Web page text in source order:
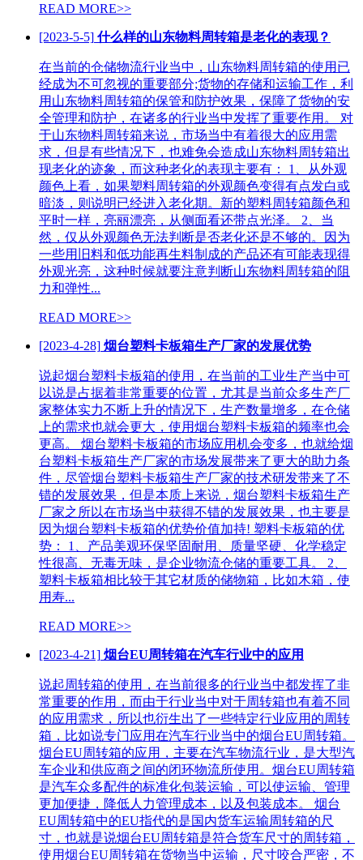
READ MORE>>
[2023-5-5] 什么样的山东物料周转箱是老化的表现？
在当前的仓储物流行业当中，山东物料周转箱的使用已
经成为不可忽视的重要部分;货物的存储和运输工作，利
用山东物料周转箱的保管和防护效果，保障了货物的安
全管理和防护，在诸多的行业当中发挥了重要作用。 对
于山东物料周转箱来说，市场当中有着很大的应用需
求，但是有些情况下，也难免会造成山东物料周转箱出
现老化的迹象，而这种老化的表现主要有： 1、从外观
颜色上看，如果塑料周转箱的外观颜色变得有点发白或
暗淡，则说明已经进入老化期。新的塑料周转箱颜色和
平时一样，亮丽漂亮，从侧面看还带点光泽。 2、当
然，仅从外观颜色无法判断是否老化还是不够的。因为
一些用旧料和低功能再生料制成的产品还有可能表现得
外观光亮，这种时候就要注意判断山东物料周转箱的阻
力和弹性...
READ MORE>>
[2023-4-28] 烟台塑料卡板箱生产厂家的发展优势
说起烟台塑料卡板箱的使用，在当前的工业生产当中可
以说是占据着非常重要的位置，尤其是当前众多生产厂
家整体实力不断上升的情况下，生产数量增多，在仓储
上的需求也就会更大，使用烟台塑料卡板箱的频率也会
更高。 烟台塑料卡板箱的市场应用机会变多，也就给烟
台塑料卡板箱生产厂家的市场发展带来了更大的助力条
件，尽管烟台塑料卡板箱生产厂家的技术研发带来了不
错的发展效果，但是本质上来说，烟台塑料卡板箱生产
厂家之所以在市场当中获得不错的发展效果，也主要是
因为烟台塑料卡板箱的优势价值加持! 塑料卡板箱的优
势： 1、产品美观环保坚固耐用、质量坚硬、化学稳定
性很高、无毒无味，是企业物流仓储的重要工具。 2、
塑料卡板箱相比较于其它材质的储物箱，比如木箱，使
用寿...
READ MORE>>
[2023-4-21] 烟台EU周转箱在汽车行业中的应用
说起周转箱的使用，在当前很多的行业当中都发挥了非
常重要的作用，而由于行业当中对于周转箱也有着不同
的应用需求，所以也衍生出了一些特定行业应用的周转
箱，比如说专门应用在汽车行业当中的烟台EU周转箱。
烟台EU周转箱的应用，主要在汽车物流行业，是大型汽
车企业和供应商之间的闭环物流所使用。烟台EU周转箱
是汽车众多配件的标准化包装运输，可以使运输、管理
更加便捷，降低人力管理成本，以及包装成本。 烟台
EU周转箱中的EU指代的是国内货车运输周转箱的尺
寸，也就是说烟台EU周转箱是符合货车尺寸的周转箱，
使用烟台EU周转箱在货物当中运输，尺寸咬合严密，不